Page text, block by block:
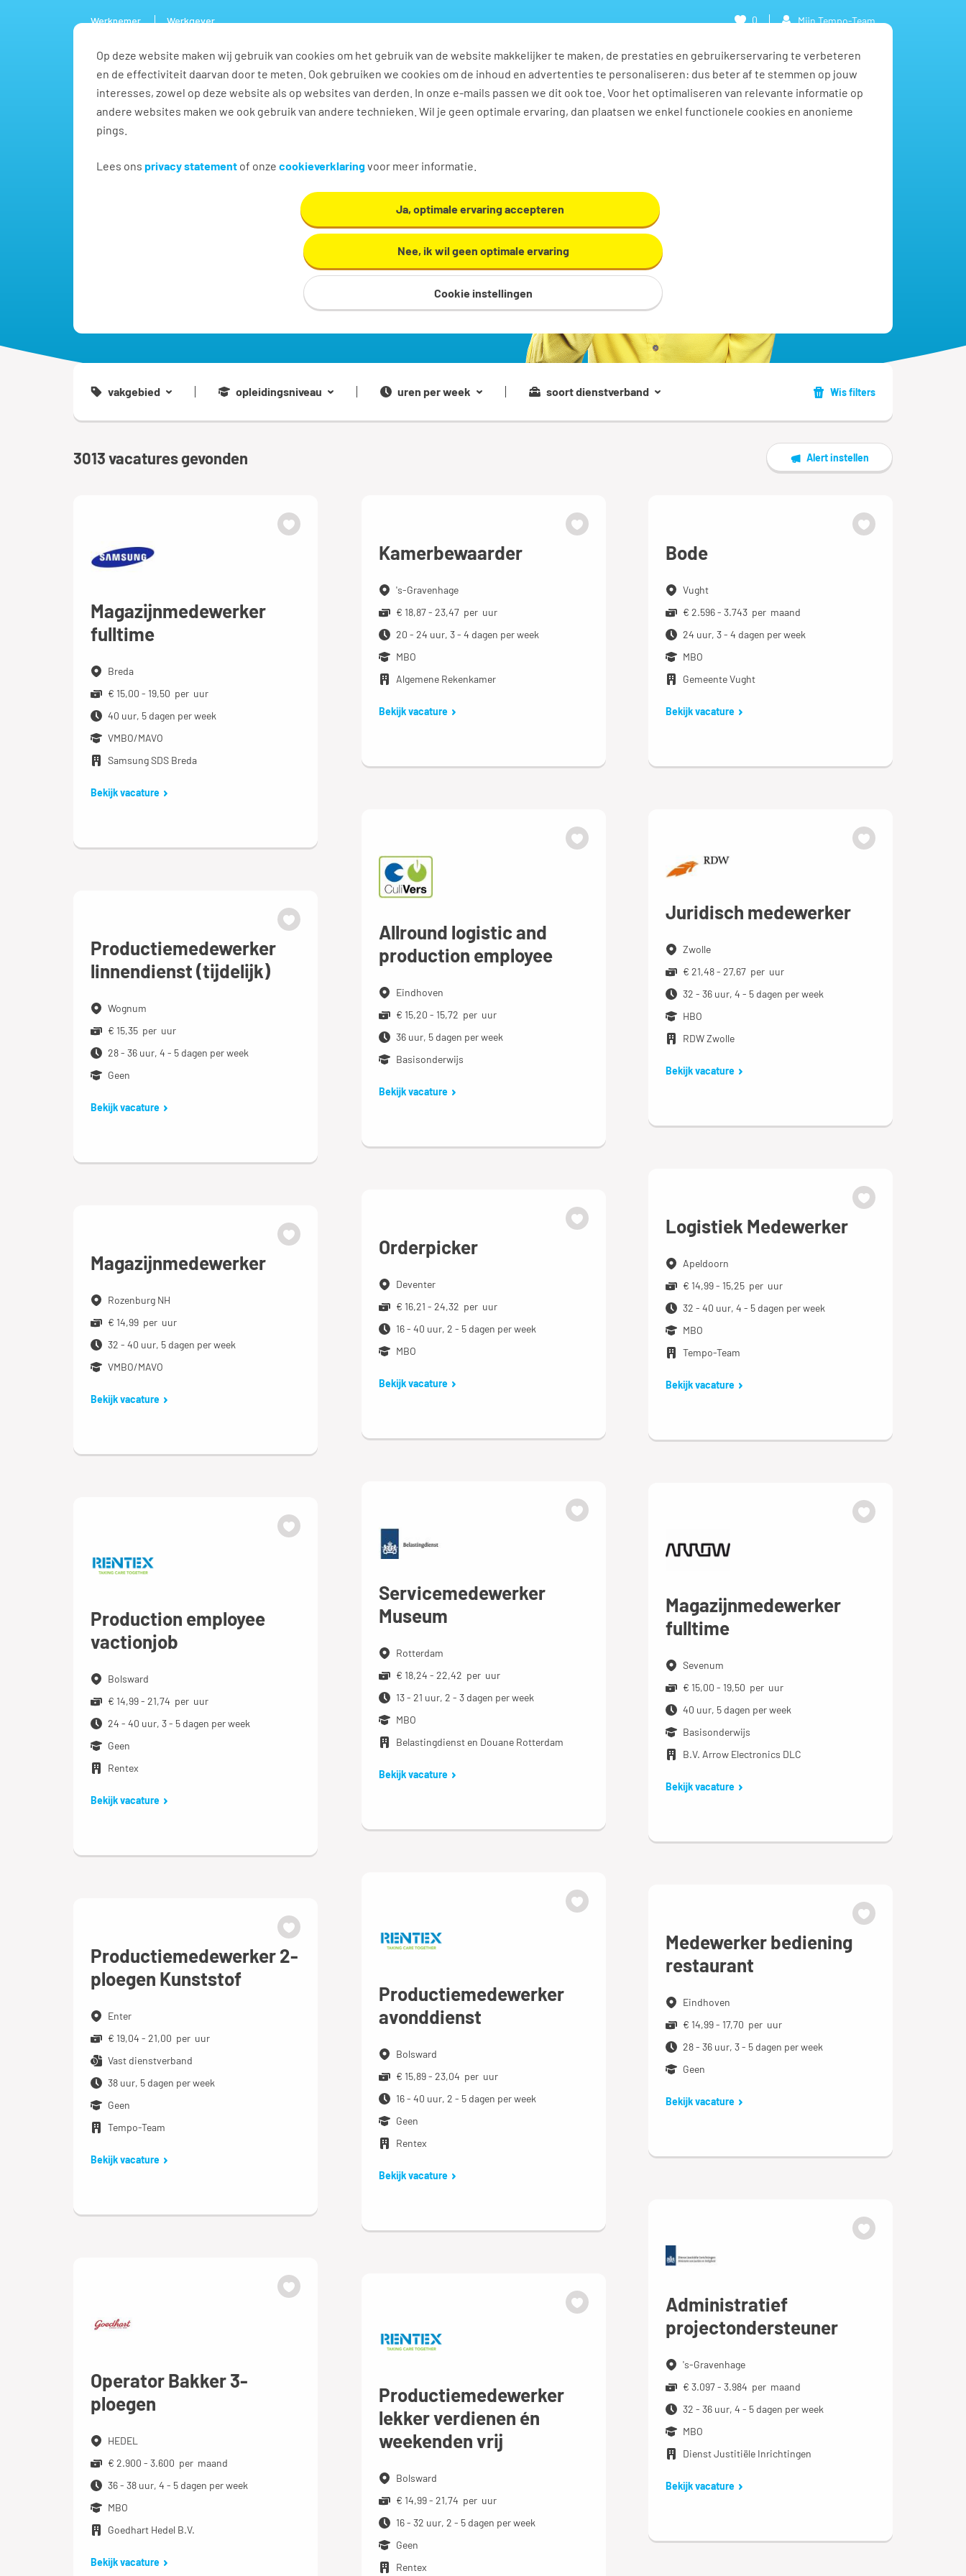
Op deze website maken wij gebruik van cookies om het gebruik van de website makkelijker te maken, de prestaties en gebruikerservaring te verbeteren
en de effectiviteit daarvan door te meten. Ook gebruiken we cookies om de inhoud en advertenties te personaliseren: dus beter af te stemmen op jouw
interesses, zowel op deze website als op websites van derden. In onze e-mails passen we dit ook toe. Voor het optimaliseren van relevante informatie op
andere websites maken we ook gebruik van andere technieken. Wil je geen optimale ervaring, dan plaatsen we enkel functionele cookies en anonieme
pings.
Lees ons privacy statement of onze cookieverklaringvoor meer informatie.
Ja, optimale ervaring accepteren
Nee, ik wil geen optimale ervaring
Cookie instellingen
Werknemer Werkgever
Vacatures Ontwikkel jezelf Werkplezier Contact
0 Mijn Tempo-Team
Vind jouw volgende baan
vakgebied opleidingsniveau uren per week soort dienstverband Wis filters
3013vacatures gevonden Alert instellen
Magazijnmedewerker
fulltime
Breda
€ 15,00 - 19,50 per uur
40 uur, 5 dagen per week
VMBO/MAVO
Samsung SDS Breda
Bekijk vacature
Kamerbewaarder
's-Gravenhage
€ 18,87 - 23,47 per uur
20 - 24 uur, 3 - 4 dagen per week
MBO
Algemene Rekenkamer
Bekijk vacature
Bode
Vught
€ 2.596 - 3.743 per maand
24 uur, 3 - 4 dagen per week
MBO
Gemeente Vught
Bekijk vacature
Allround logistic and
production employee
Eindhoven
€ 15,20 - 15,72 per uur
36 uur, 5 dagen per week
Basisonderwijs
Bekijk vacature
Juridisch medewerker
Zwolle
€ 21,48 - 27,67 per uur
32 - 36 uur, 4 - 5 dagen per week
HBO
RDW Zwolle
Bekijk vacature
Productiemedewerker
linnendienst (tijdelijk)
Wognum
€ 15,35 per uur
28 - 36 uur, 4 - 5 dagen per week
Geen
Bekijk vacature
Logistiek Medewerker
Apeldoorn
€ 14,99 - 15,25 per uur
32 - 40 uur, 4 - 5 dagen per week
MBO
Tempo-Team
Bekijk vacature
Orderpicker
Deventer
€ 16,21 - 24,32 per uur
16 - 40 uur, 2 - 5 dagen per week
MBO
Bekijk vacature
Magazijnmedewerker
Rozenburg NH
€ 14,99 per uur
32 - 40 uur, 5 dagen per week
VMBO/MAVO
Bekijk vacature
Servicemedewerker
Museum
Rotterdam
€ 18,24 - 22,42 per uur
13 - 21 uur, 2 - 3 dagen per week
MBO
Belastingdienst en Douane Rotterdam
Bekijk vacature
Magazijnmedewerker
fulltime
Sevenum
€ 15,00 - 19,50 per uur
40 uur, 5 dagen per week
Basisonderwijs
B.V. Arrow Electronics DLC
Bekijk vacature
Production employee
vactionjob
Bolsward
€ 14,99 - 21,74 per uur
24 - 40 uur, 3 - 5 dagen per week
Geen
Rentex
Bekijk vacature
Productiemedewerker
avonddienst
Bolsward
€ 15,89 - 23,04 per uur
16 - 40 uur, 2 - 5 dagen per week
Geen
Rentex
Bekijk vacature
Medewerker bediening
restaurant
Eindhoven
€ 14,99 - 17,70 per uur
28 - 36 uur, 3 - 5 dagen per week
Geen
Bekijk vacature
Productiemedewerker 2-
ploegen Kunststof
Enter
€ 19,04 - 21,00 per uur
Vast dienstverband
38 uur, 5 dagen per week
Geen
Tempo-Team
Bekijk vacature
Administratief
projectondersteuner
's-Gravenhage
€ 3.097 - 3.984 per maand
32 - 36 uur, 4 - 5 dagen per week
MBO
Dienst Justitiële Inrichtingen
Bekijk vacature
Operator Bakker 3-
ploegen
HEDEL
€ 2.900 - 3.600 per maand
36 - 38 uur, 4 - 5 dagen per week
MBO
Goedhart Hedel B.V.
Bekijk vacature
Productiemedewerker
lekker verdienen én
weekenden vrij
Bolsward
€ 14,99 - 21,74 per uur
16 - 32 uur, 2 - 5 dagen per week
Geen
Rentex